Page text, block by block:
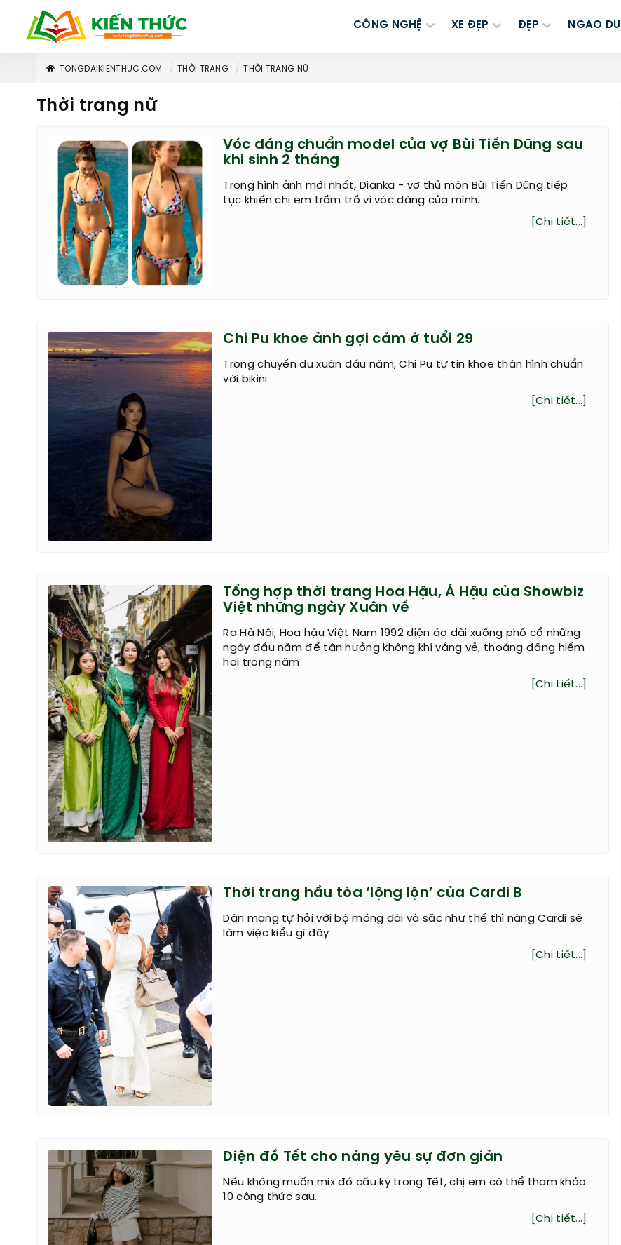
CÔNG NGHỆ XE ĐẸP ĐẸP NGAO DU
TONGDAIKIENTHUC.COM THỜI TRANG THỜI TRANG NỮ
Thời trang nữ
Vóc dáng chuẩn model của vợ Bùi Tiến Dũng sau
khi sinh 2 tháng
Trong hình ảnh mới nhất, Dianka - vợ thủ môn Bùi Tiến Dũng tiếp
tục khiến chị em trầm trồ vì vóc dáng của mình.
[Chi tiết...]
Chi Pu khoe ảnh gợi cảm ở tuổi 29
Trong chuyến du xuân đầu năm, Chi Pu tự tin khoe thân hình chuẩn
với bikini.
[Chi tiết...]
Tổng hợp thời trang Hoa Hậu, Á Hậu của Showbiz
Việt những ngày Xuân về
Ra Hà Nội, Hoa hậu Việt Nam 1992 diện áo dài xuống phố cổ những
ngày đầu năm để tận hưởng không khí vắng vẻ, thoáng đãng hiếm
hoi trong năm
[Chi tiết...]
Thời trang hầu tòa ‘lộng lộn’ của Cardi B
Dân mạng tự hỏi với bộ móng dài và sắc như thế thì nàng Cardi sẽ
làm việc kiểu gì đây
[Chi tiết...]
Diện đồ Tết cho nàng yêu sự đơn giản
Nếu không muốn mix đồ cầu kỳ trong Tết, chị em có thể tham khảo
10 công thức sau.
[Chi tiết...]